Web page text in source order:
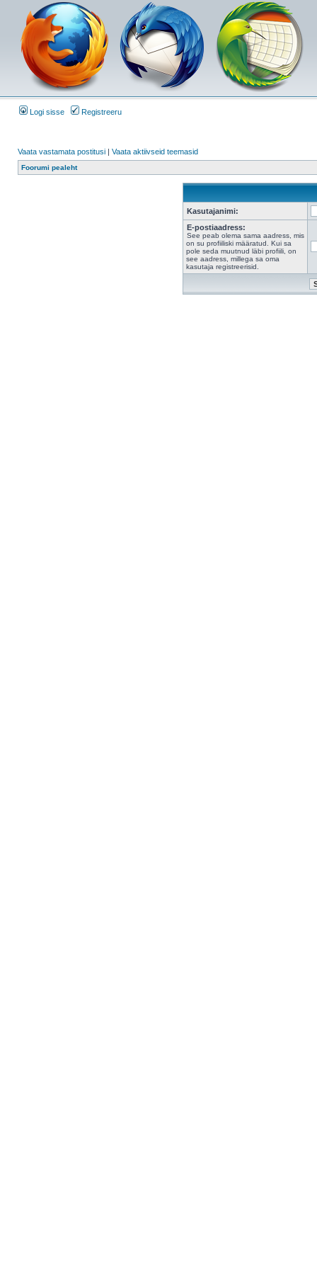
Logi sisse Registreeru
Vaata vastamata postitusi | Vaata aktiivseid teemasid
Foorumi pealeht
Kasutajanimi:
E-postiaadress:
See peab olema sama aadress, mis
on su profiiliski määratud. Kui sa
pole seda muutnud läbi profiili, on
see aadress, millega sa oma
kasutaja registreerisid.